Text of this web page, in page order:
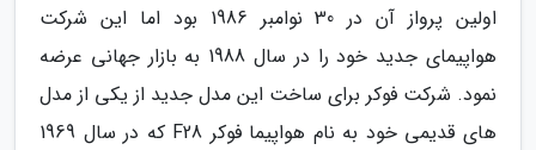
اولین پرواز آن در 30 نوامبر 1986 بود اما این شرکت
هواپیمای جدید خود را در سال 1988 به بازار جهانی عرضه
نمود. شرکت فوکر برای ساخت این مدل جدید از یکی از مدل
های قدیمی خود به نام هواپیما فوکر F28 که در سال 1969